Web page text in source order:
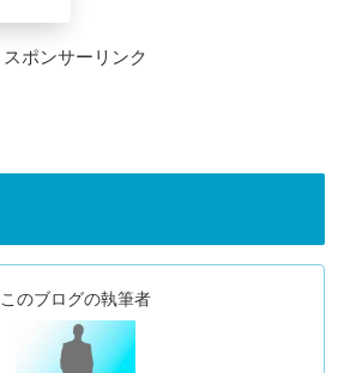
スポンサーリンク
このブログの執筆者